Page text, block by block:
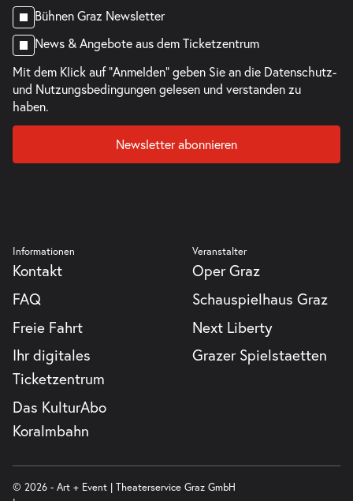
Bühnen Graz Newsletter
News & Angebote aus dem Ticketzentrum
Mit dem Klick auf "Anmelden" geben Sie an die Datenschutz-
und Nutzungsbedingungen gelesen und verstanden zu
haben.
Newsletter abonnieren
Informationen
Kontakt
FAQ
Freie Fahrt
Ihr digitales
Ticketzentrum
Das KulturAbo
Koralmbahn
Veranstalter
Oper Graz
Schauspielhaus Graz
Next Liberty
Grazer Spielstaetten
© 2026 - Art + Event | Theaterservice Graz GmbH